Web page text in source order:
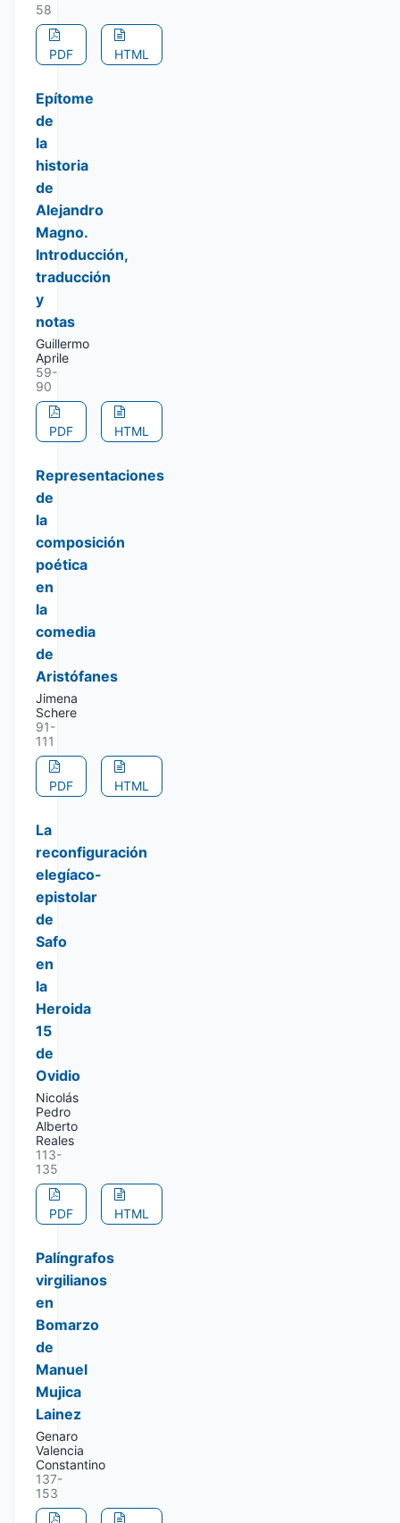
58
PDF HTML
Epítome
de
la
historia
de
Alejandro
Magno.
Introducción,
traducción
y
notas
Guillermo
Aprile
59-
90
PDF HTML
Representaciones
de
la
composición
poética
en
la
comedia
de
Aristófanes
Jimena
Schere
91-
111
PDF HTML
La
reconfiguración
elegíaco-
epistolar
de
Safo
en
la
Heroida
15
de
Ovidio
Nicolás
Pedro
Alberto
Reales
113-
135
PDF HTML
Palíngrafos
virgilianos
en
Bomarzo
de
Manuel
Mujica
Lainez
Genaro
Valencia
Constantino
137-
153